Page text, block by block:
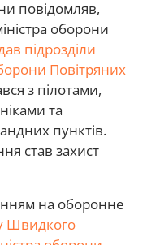
повідомляв,
оборони
підрозділи
Повітряних
з пілотами,
та
пунктів.
став захист
на оборонне
Швидкого